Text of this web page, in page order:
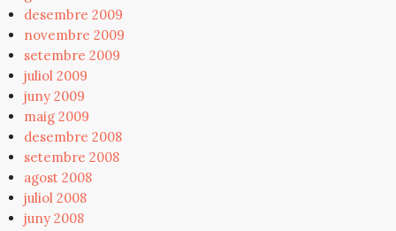
desembre 2009
novembre 2009
setembre 2009
juliol 2009
juny 2009
maig 2009
desembre 2008
setembre 2008
agost 2008
juliol 2008
juny 2008